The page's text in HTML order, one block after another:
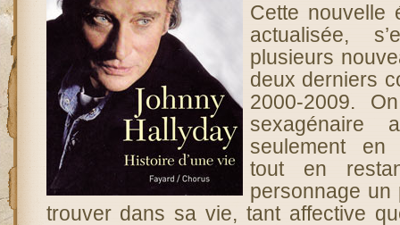
Cette nouvelle
actualisée,
plusieurs
deux derniers
2000-2009.
sexagénaire
seulement en
tout en
personnage
trouver dans sa vie, tant affective